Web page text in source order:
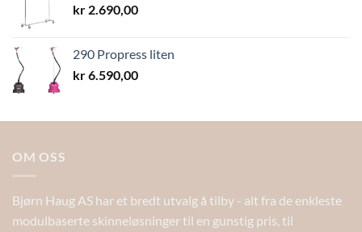
kr 2.690,00
290 Propress liten
kr6.590,00
OM OSS
Bjørn Haug AS har et bredt utvalg å tilby - alt fra de enkleste
modulbaserte skinneløsninger til en gunstig pris, til